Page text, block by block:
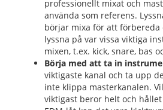
professionellt mixat och
använda som referens.
börjar mixa för att förbereda
lyssna på var vissa viktiga
mixen, t.ex. kick, snare, bas
Börja med att ta in
viktigaste kanal och ta upp
inte klippa masterkanalen.
viktigast beror helt och